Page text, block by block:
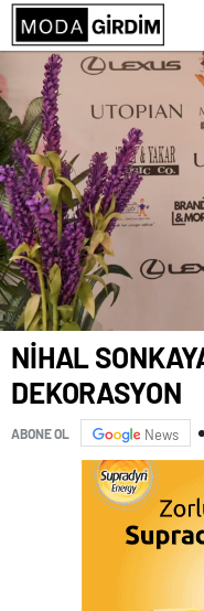
NİHAL
DEKORASYON
ABONE OL News